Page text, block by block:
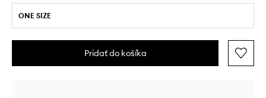
ONE SIZE
Pridať do košíka